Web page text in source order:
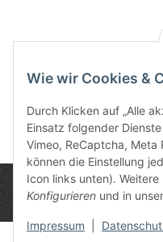
Wie wir Cookies &
Durch Klicken auf „Alle
Einsatz folgender
Vimeo, ReCaptcha, Meta
können die Einstellung
Icon links unten).
Konfigurieren und in
Impressum